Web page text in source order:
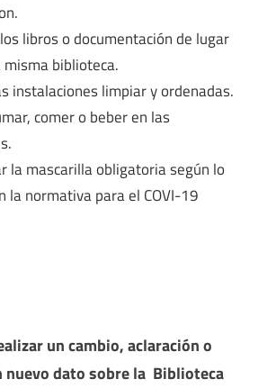
libros o documentación de lugar
biblioteca.
instalaciones limpiar y ordenadas.
comer o beber en las
la mascarilla obligatoria según lo
la normativa para el COVI-19
un cambio, aclaración o
nuevo dato sobre la Biblioteca